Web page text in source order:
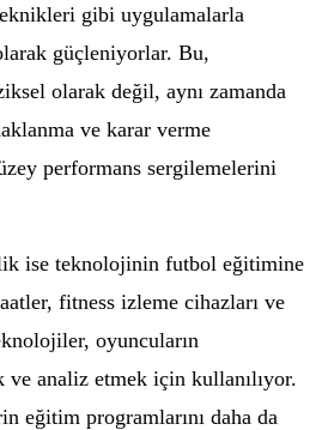
gibi uygulamalarla
güçleniyorlar. Bu,
olarak değil, aynı zamanda
ve karar verme
performans sergilemelerini
ise teknolojinin futbol eğitimine
fitness izleme cihazları ve
oyuncuların
ve analiz etmek için kullanılıyor.
eğitim programlarını daha da